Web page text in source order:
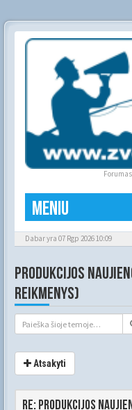
Meniu
Dabar yra 07 Rgp 2026 10:09
PRODUKCIJOS
REIKMENYS)
Atsakyti
Re: Produkcijos